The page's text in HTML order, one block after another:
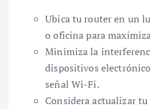
Ubica tu router en un
o oficina para
Minimiza la
dispositivos
señal Wi-Fi.
Considera actualizar